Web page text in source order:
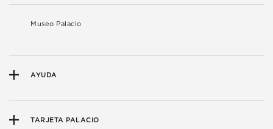
Museo Palacio
AYUDA
TARJETA PALACIO